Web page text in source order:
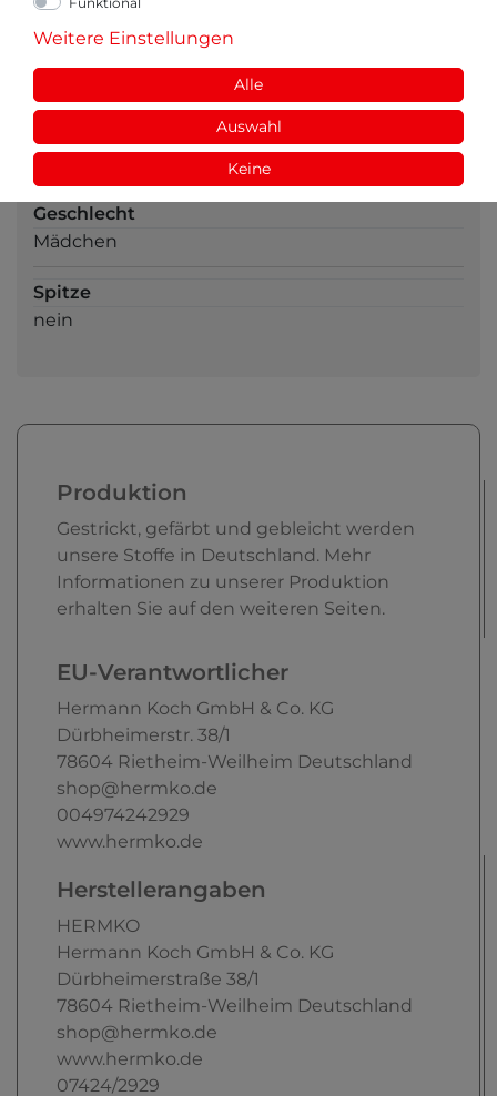
Strickart
Einlaufwerte
trotz Einlaufvorbehandlung ist ein Einlaufen von
ca. 5% möglich
Geschlecht
Mädchen
Spitze
nein
Produktion
Gestrickt, gefärbt und gebleicht werden
unsere Stoffe in Deutschland. Mehr
Informationen zu unserer Produktion
erhalten Sie auf den weiteren Seiten.
EU-Verantwortlicher
Hermann Koch GmbH & Co. KG
Dürbheimerstr. 38/1
78604 Rietheim-Weilheim Deutschland
shop@hermko.de
004974242929
www.hermko.de
Herstellerangaben
HERMKO
Hermann Koch GmbH & Co. KG
Dürbheimerstraße 38/1
78604 Rietheim-Weilheim Deutschland
shop@hermko.de
www.hermko.de
07424/2929
Weitere Einstellungen
Alle
Auswahl
Keine